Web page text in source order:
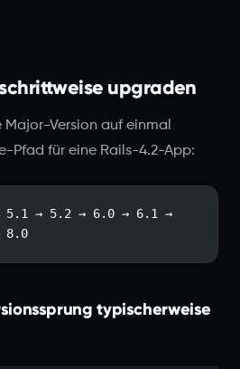
upgraden
Major-Version auf einmal
Pfad für eine Rails-4.2-App:
5.1 → 5.2 → 6.0 → 6.1 →
8.0
typischerweise